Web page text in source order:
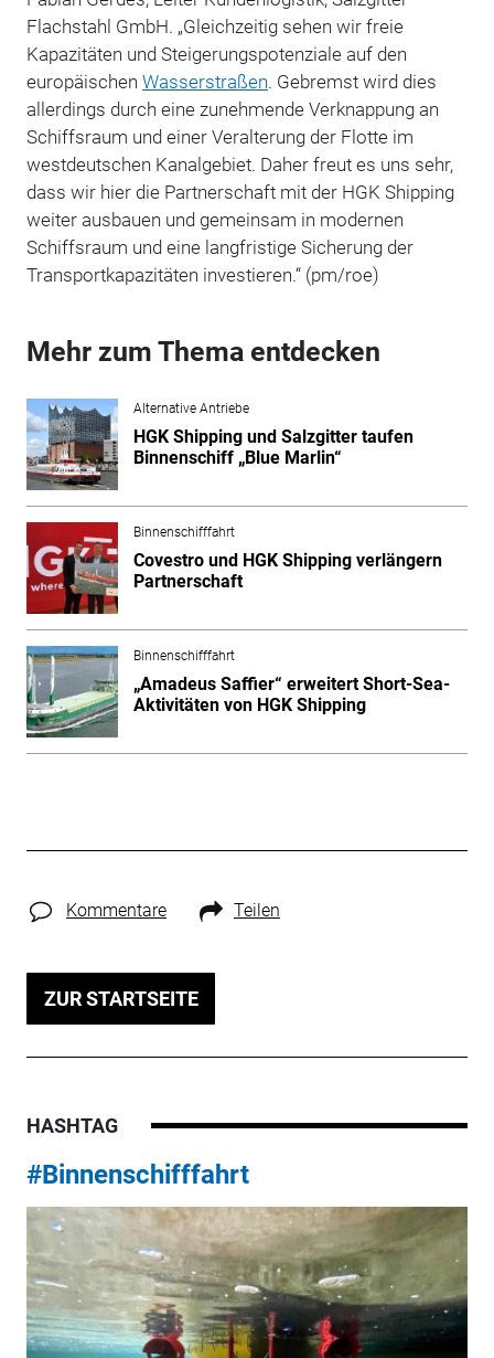
Flachstahl GmbH. „Gleichzeitig sehen wir freie
Kapazitäten und Steigerungspotenziale auf den
europäischen Wasserstraßen. Gebremst wird dies
allerdings durch eine zunehmende Verknappung an
Schiffsraum und einer Veralterung der Flotte im
westdeutschen Kanalgebiet. Daher freut es uns sehr,
dass wir hier die Partnerschaft mit der HGK Shipping
weiter ausbauen und gemeinsam in modernen
Schiffsraum und eine langfristige Sicherung der
Transportkapazitäten investieren.“ (pm/roe)
Mehr zum Thema entdecken
Alternative Antriebe
HGK Shipping und Salzgitter taufen
Binnenschiff „Blue Marlin“
Binnenschifffahrt
Covestro und HGK Shipping verlängern
Partnerschaft
Binnenschifffahrt
„Amadeus Saffier“ erweitert Short-Sea-
Aktivitäten von HGK Shipping
Kommentare Teilen
ZUR STARTSEITE
HASHTAG
#Binnenschifffahrt